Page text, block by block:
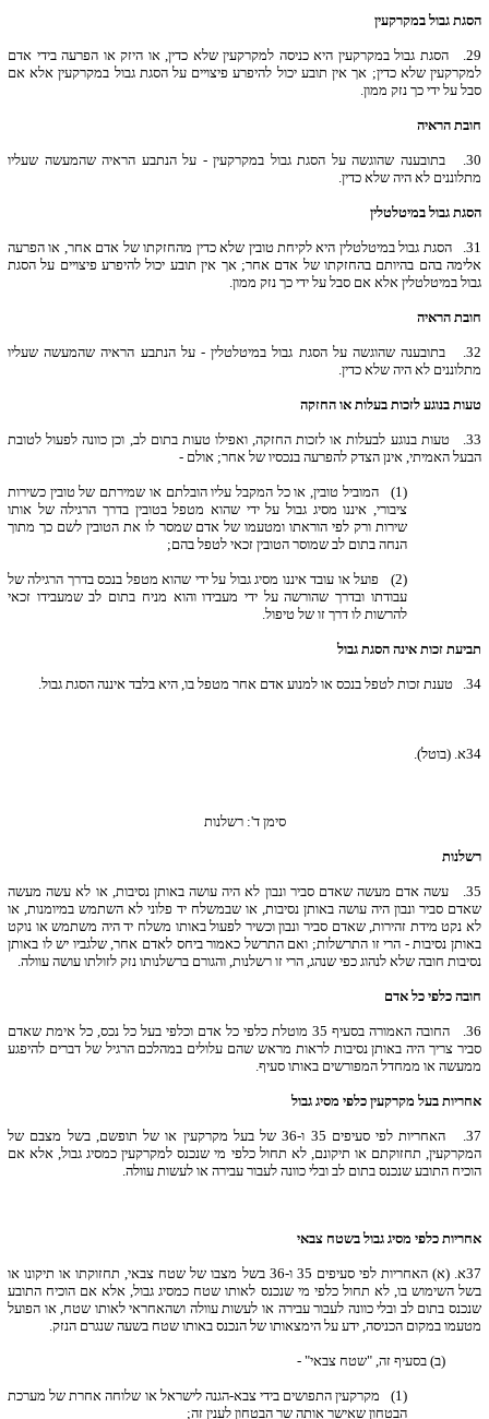
הסגת גבול במקרקעין
29.
הסגת גבול במקרקעין היא כניסה למקרקעין שלא כדין, או היזק או הפרעה בידי אדם
למקרקעין שלא כדין; אך אין תובע יכול להיפרע פיצויים על הסגת גבול במקרקעין אלא אם
סבל על ידי כך נזק ממון.
חובת הראיה
30.
בתובענה שהוגשה על הסגת גבול במקרקעין - על הנתבע הראיה שהמעשה שעליו
מתלוננים לא היה שלא כדין.
הסגת גבול במיטלטלין
31.
הסגת גבול במיטלטלין היא לקיחת טובין שלא כדין מהחזקתו של אדם אחר, או הפרעה
אלימה בהם בהיותם בהחזקתו של אדם אחר; אך אין תובע יכול להיפרע פיצויים על הסגת
גבול במיטלטלין אלא אם סבל על ידי כך נזק ממון.
חובת הראיה
32.
בתובענה שהוגשה על הסגת גבול במיטלטלין - על הנתבע הראיה שהמעשה שעליו
מתלוננים לא היה שלא כדין.
טעות בנוגע לזכות בעלות או החזקה
33.
טעות בנוגע לבעלות או לזכות החזקה, ואפילו טעות בתום לב, וכן כוונה לפעול לטובת
הבעל האמיתי, אינן הצדק להפרעה בנכסיו של אחר; אולם -
(1) המוביל טובין, או כל המקבל עליו הובלתם או שמירתם של טובין כשירות
ציבורי, איננו מסיג גבול על ידי שהוא מטפל בטובין בדרך הרגילה של אותו
שירות ורק לפי הוראתו ומטעמו של אדם שמסר לו את הטובין לשם כך מתוך
הנחה בתום לב שמוסר הטובין זכאי לטפל בהם;
(2) פועל או עובד איננו מסיג גבול על ידי שהוא מטפל בנכס בדרך הרגילה של
עבודתו ובדרך שהורשה על ידי מעבידו והוא מניח בתום לב שמעבידו זכאי
להרשות לו דרך זו של טיפול.
תביעת זכות אינה הסגת גבול
34. טענת זכות לטפל בנכס או למנוע אדם אחר מטפל בו, היא בלבד איננה הסגת גבול.
34א. (בוטל).
סימן ד': רשלנות
רשלנות
35.
עשה אדם מעשה שאדם סביר ונבון לא היה עושה באותן נסיבות, או לא עשה מעשה
שאדם סביר ונבון היה עושה באותן נסיבות, או שבמשלח יד פלוני לא השתמש במיומנות, או
לא נקט מידת זהירות, שאדם סביר ונבון וכשיר לפעול באותו משלח יד היה משתמש או נוקט
באותן נסיבות - הרי זו התרשלות; ואם התרשל כאמור ביחס לאדם אחר, שלגביו יש לו באותן
נסיבות חובה שלא לנהוג כפי שנהג, הרי זו רשלנות, והגורם ברשלנותו נזק לזולתו עושה עוולה.
חובה כלפי כל אדם
36.
החובה האמורה בסעיף 35 מוטלת כלפי כל אדם וכלפי בעל כל נכס, כל אימת שאדם
סביר צריך היה באותן נסיבות לראות מראש שהם עלולים במהלכם הרגיל של דברים להיפגע
ממעשה או ממחדל המפורשים באותו סעיף.
אחריות בעל מקרקעין כלפי מסיג גבול
37.
האחריות לפי סעיפים 35 ו-36 של בעל מקרקעין או של תופשם, בשל מצבם של
המקרקעין, תחזוקתם או תיקונם, לא תחול כלפי מי שנכנס למקרקעין כמסיג גבול, אלא אם
הוכיח התובע שנכנס בתום לב ובלי כוונה לעבור עבירה או לעשות עוולה.
אחריות כלפי מסיג גבול בשטח צבאי
37
א. (א) האחריות לפי סעיפים 35 ו-36 בשל מצבו של שטח צבאי, תחזוקתו או תיקונו או
בשל השימוש בו, לא תחול כלפי מי שנכנס לאותו שטח כמסיג גבול, אלא אם הוכיח התובע
שנכנס בתום לב ובלי כוונה לעבור עבירה או לעשות עוולה ושהאחראי לאותו שטח, או הפועל
מטעמו במקום הכניסה, ידע על הימצאותו של הנכנס באותו שטח בשעה שנגרם הנזק.
(ב) בסעיף זה, "שטח צבאי" -
(1) מקרקעין התפושים בידי צבא-הגנה לישראל או שלוחה אחרת של מערכת
הבטחון שאישר אותה שר הבטחון לענין זה;